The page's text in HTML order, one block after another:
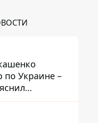
по Украине –
бригады